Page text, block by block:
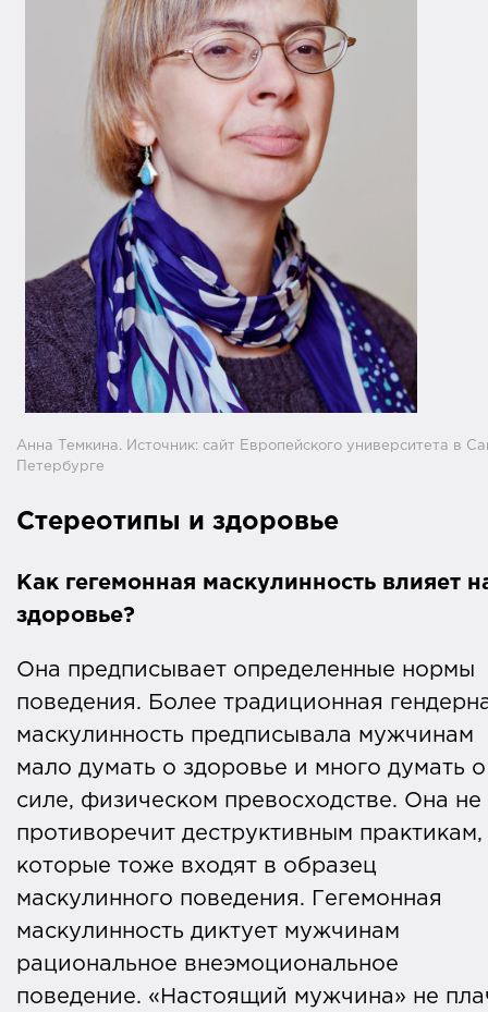
Анна Темкина. Источник: сайт Европейского университета в
Петербурге
Стереотипы и здоровье
Как гегемонная маскулинность влияет
здоровье?
Она предписывает определенные нормы
поведения. Более традиционная
маскулинность предписывала мужчинам
мало думать о здоровье и много думать о
силе, физическом превосходстве. Она не
противоречит деструктивным практикам,
которые тоже входят в образец
маскулинного поведения. Гегемонная
маскулинность диктует мужчинам
рациональное внеэмоциональное
поведение. «Настоящий мужчина» не